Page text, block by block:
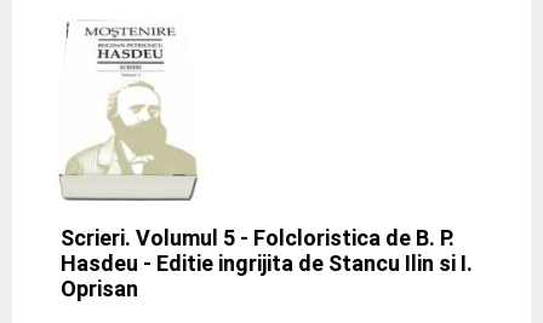
Scrieri. Volumul 5 - Folcloristica de B. P.
Hasdeu - Editie ingrijita de Stancu Ilin si I.
Oprisan